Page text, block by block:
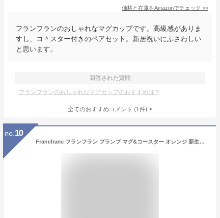
価格と在庫をAmazonでチェック >>
フランフランのおしゃれなマグカップです。高級感がありま
すし、コ＾スター付きのペアセット。新居祝いにふさわしい
と思います。
回答された質問
フランフランのおしゃれなマグカップのおすすめは？
全てのおすすめコメント (1件) >
no. 10
Francfranc フランフラン プランプ マグ&コースター オレンジ 新生活 ギフト